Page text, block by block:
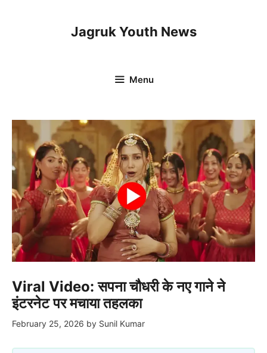
Jagruk Youth News
Menu
Viral Video: सपना चौधरी के नए गाने ने
इंटरनेट पर मचाया तहलका
February 25, 2026 by Sunil Kumar